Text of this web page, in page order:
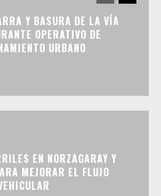
Y BASURA DE LA VÍA
OPERATIVO DE
URBANO
EN NORZAGARAY Y
MEJORAR EL FLUJO